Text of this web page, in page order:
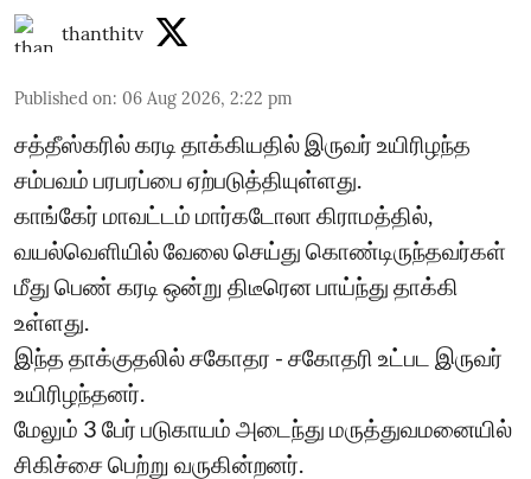
thanthitv
Published on: 06 Aug 2026, 2:22 pm
சத்தீஸ்கரில் கரடி தாக்கியதில் இருவர் உயிரிழந்த
சம்பவம் பரபரப்பை ஏற்படுத்தியுள்ளது.
காங்கேர் மாவட்டம் மார்கடோலா கிராமத்தில்,
வயல்வெளியில் வேலை செய்து கொண்டிருந்தவர்கள்
மீது பெண் கரடி ஒன்று திடீரென பாய்ந்து தாக்கி
உள்ளது.
இந்த தாக்குதலில் சகோதர - சகோதரி உட்பட இருவர்
உயிரிழந்தனர்.
மேலும் 3 பேர் படுகாயம் அடைந்து மருத்துவமனையில்
சிகிச்சை பெற்று வருகின்றனர்.